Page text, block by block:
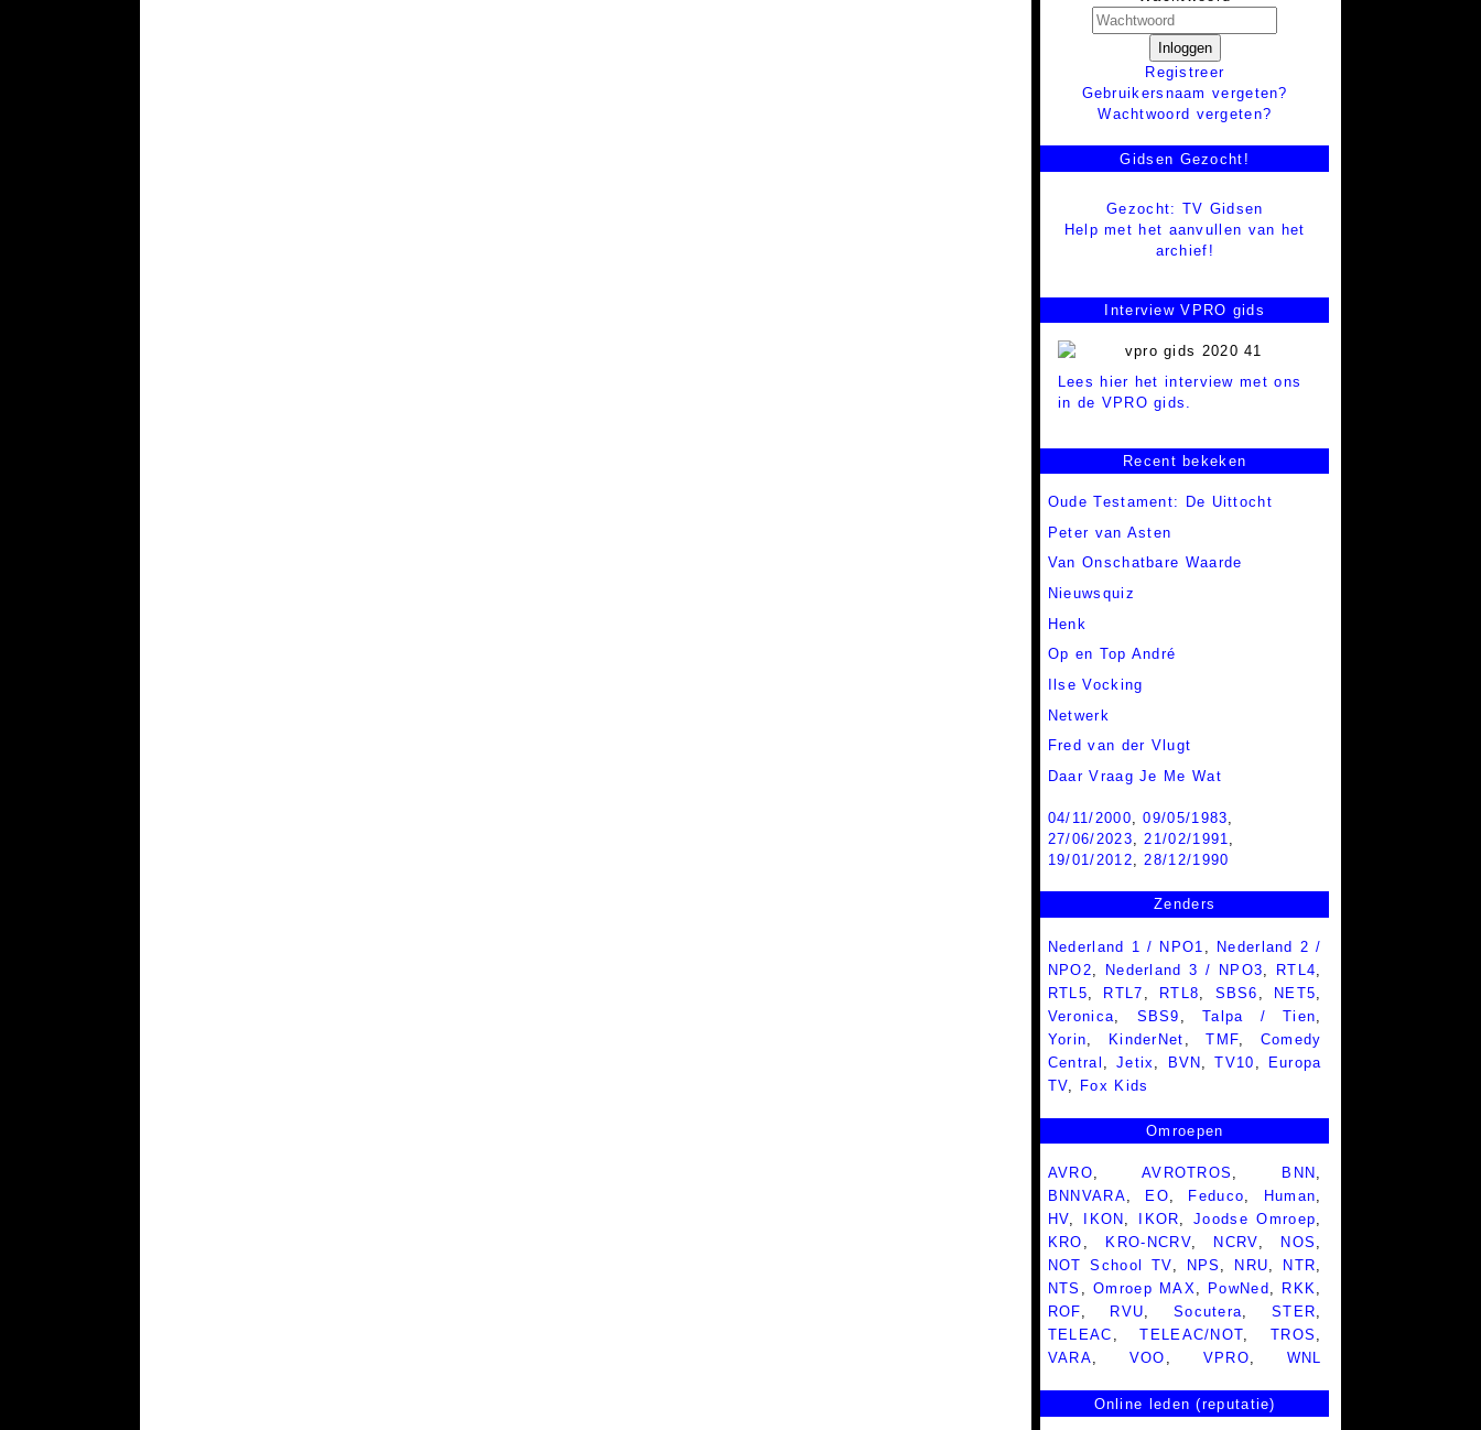
Inloggen
Registreer
Gebruikersnaam vergeten?
Wachtwoord vergeten?
Gidsen Gezocht!
Gezocht: TV Gidsen
Help met het aanvullen van het
archief!
Interview VPRO gids
Lees hier het interview met ons
in de VPRO gids.
Recent bekeken
Oude Testament: De Uittocht
Peter van Asten
Van Onschatbare Waarde
Nieuwsquiz
Henk
Op en Top André
Ilse Vocking
Netwerk
Fred van der Vlugt
Daar Vraag Je Me Wat
04/11/2000,09/05/1983,
27/06/2023,21/02/1991,
19/01/2012,28/12/1990
Zenders
Nederland 1 / NPO1
Nederland 2 /
NPO2
Nederland 3 / NPO3 RTL4
RTL5
RTL7 RTL8 SBS6 NET5
Veronica
SBS9 ,Talpa / Tien
Yorin
KinderNet ,TMF
Comedy
Central
Jetix BVN ,TV10
Europa
TV
Fox Kids
Omroepen
AVRO, AVROTROS , BNN ,
BNNVARA, EO, Feduco, Human,
HV, IKON , IKOR,Joodse Omroep,
KRO , KRO-NCRV, NCRV, NOS ,
NOT School TV, NPS , NRU, NTR,
NTS ,Omroep MAX, PowNed , RKK,
ROF, RVU, Socutera,STER,
TELEAC ,TELEAC/NOT,TROS ,
VARA, VOO , VPRO, WNL
Online leden (reputatie)